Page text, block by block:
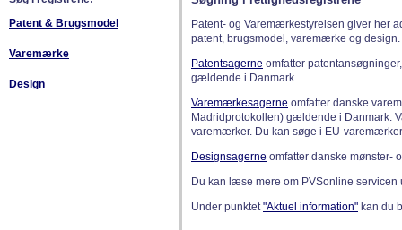
Patent & Brugsmodel
Varemærke
Design
Patent- og Varemærkestyrelsen giver her
patent, brugsmodel, varemærke og design.
Patentsagerne omfatter
gældende i Danmark.
Varemærkesagerne omfatter danske
Madridprotokollen) gældende i Danmark.
varemærker. Du kan søge i EU-
Designsagerne omfatter danske mønster-
Du kan læse mere om PVSonline
Under punktet"Aktuel information" kan du